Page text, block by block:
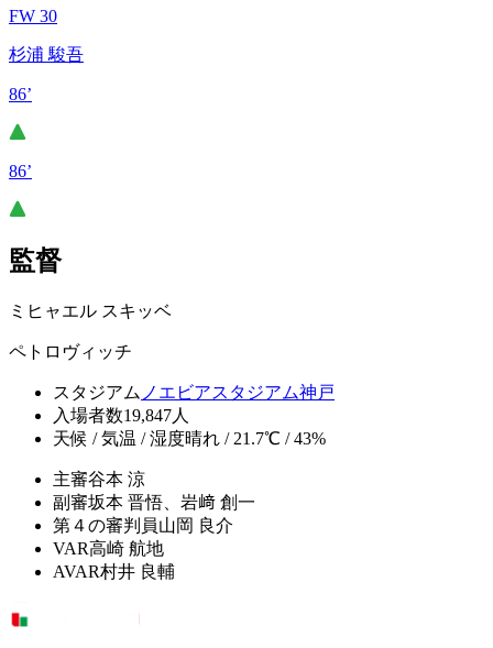
FW 30
杉浦 駿吾
86’
86’
監督
ミヒャエル スキッベ
ペトロヴィッチ
スタジアム ノエビアスタジアム神戸
入場者数19,847人
天候 / 気温 / 湿度晴れ / 21.7℃ / 43%
主審谷本 涼
副審坂本 晋悟、岩﨑 創一
第４の審判員山岡 良介
VAR高崎 航地
AVAR村井 良輔